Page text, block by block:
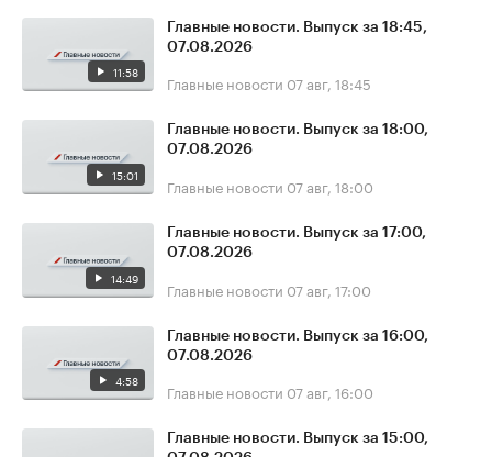
11:58
Главные новости. Выпуск за 18:45,
07.08.2026
Главные новости 07 авг, 18:45
15:01
Главные новости. Выпуск за 18:00,
07.08.2026
Главные новости 07 авг, 18:00
14:49
Главные новости. Выпуск за 17:00,
07.08.2026
Главные новости 07 авг, 17:00
4:58
Главные новости. Выпуск за 16:00,
07.08.2026
Главные новости 07 авг, 16:00
Главные новости. Выпуск за 15:00,